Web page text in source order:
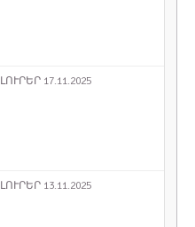
ԼՈՒՐԵՐ 17.11.2025
ԼՈՒՐԵՐ 13.11.2025